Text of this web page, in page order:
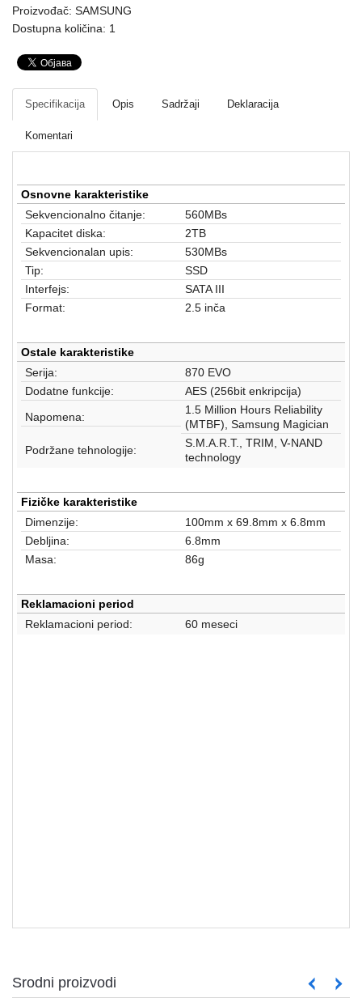
Mrežna
oprema
Gaming
Fotoaparati
i
kamere
aparati
Software
Sve
kategorije
Proizvođač: SAMSUNG
Dostupna količina: 1
Specifikacija Opis Sadržaji Deklaracija
Komentari
Osnovne karakteristike
Sekvencionalno čitanje:
560MBs
Kapacitet diska:
2TB
Sekvencionalan upis:
530MBs
Tip:
SSD
Interfejs:
SATA III
Format:
2.5 inča
Ostale karakteristike
Serija:
870 EVO
Dodatne funkcije:
AES (256bit enkripcija)
Napomena:
1.5 Million Hours Reliability
(MTBF), Samsung Magician
Podržane tehnologije:
S.M.A.R.T., TRIM, V-NAND
technology
Fizičke karakteristike
Dimenzije:
100mm x 69.8mm x 6.8mm
Debljina:
6.8mm
Masa:
86g
Reklamacioni period
Reklamacioni period:
60 meseci
Srodni proizvodi